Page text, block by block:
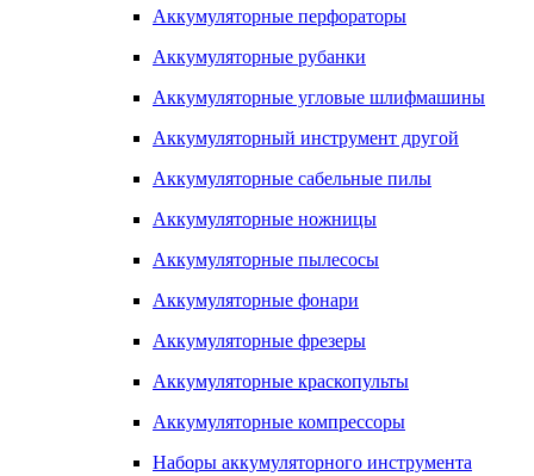
Аккумуляторные перфораторы
Аккумуляторные рубанки
Аккумуляторные угловые шлифмашины
Аккумуляторный инструмент другой
Аккумуляторные сабельные пилы
Аккумуляторные ножницы
Аккумуляторные пылесосы
Аккумуляторные фонари
Аккумуляторные фрезеры
Аккумуляторные краскопульты
Аккумуляторные компрессоры
Наборы аккумуляторного инструмента